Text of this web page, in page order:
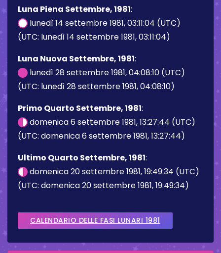
Luna Piena Settembre, 1981:
lunedì 14 settembre 1981, 03:11:04 (UTC)
(UTC: lunedì 14 settembre 1981, 03:11:04)
Luna Nuova Settembre, 1981:
lunedì 28 settembre 1981, 04:08:10 (UTC)
(UTC: lunedì 28 settembre 1981, 04:08:10)
Primo Quarto Settembre, 1981:
domenica 6 settembre 1981, 13:27:44 (UTC)
(UTC: domenica 6 settembre 1981, 13:27:44)
Ultimo Quarto Settembre, 1981:
domenica 20 settembre 1981, 19:49:34 (UTC)
(UTC: domenica 20 settembre 1981, 19:49:34)
CALENDARIO DELLE FASI LUNARI 1981